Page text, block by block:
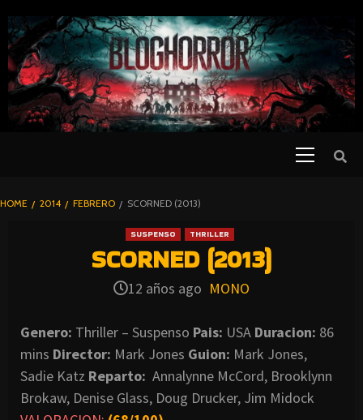
TO
CONTENT
BLOGHORROR
HOME 2014 FEBRERO SCORNED (2013)
SUSPENSO THRILLER
SCORNED (2013)
12 años ago MONO
Genero: Thriller – Suspenso Pais: USA Duracion: 86
mins Director: Mark Jones Guion: Mark Jones,
Sadie Katz Reparto: Annalynne McCord, Brooklynn
Brokaw, Denise Glass, Doug Drucker, Jim Midock